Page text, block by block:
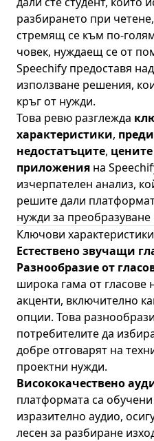
разбирането при
стремящ се към по-
човек, нуждаещ се от
Speechify предоставя
използване решения,
кръг от нужди.
Това ревю разглежда
характеристики,
недостатъците, цените
приложения на
изчерпателен анализ,
решите дали
нужди за преобразуване
Ключови характеристики
Естествено звучащи
Разнообразие от
широка гама от гласове
акценти, включително
опции. Това
потребителите да
добре отговарят на
проектни нужди.
Висококачествено
платформата са
изразително аудио,
лесен за разбиране